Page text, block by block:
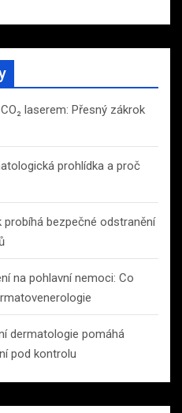
laserem: Přesný zákrok
prohlídka a proč
probíhá bezpečné odstranění
na pohlavní nemoci: Co
dermatologie pomáhá
pod kontrolu